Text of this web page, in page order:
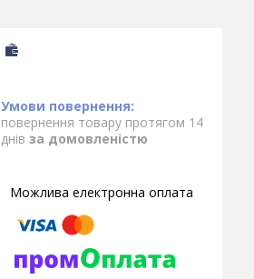
повернення товару протягом 14
днів за домовленістю